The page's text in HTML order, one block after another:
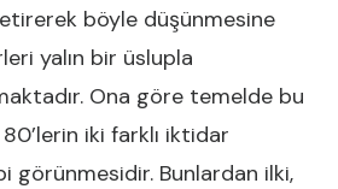
böyle düşünmesine
yalın bir üslupla
Ona göre temelde bu
80’lerin iki farklı iktidar
görünmesidir. Bunlardan ilki,